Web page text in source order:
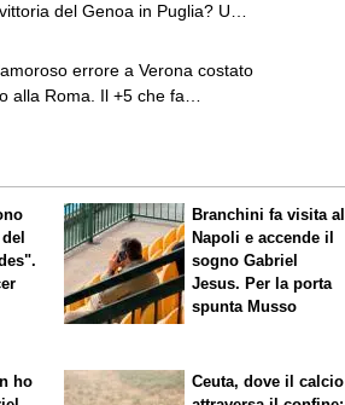
del Genoa in Puglia? Un
errore a Verona costato
alla Roma. Il +5 che fa
Branchini fa visita al
Napoli e accende il
sogno Gabriel
Jesus. Per la porta
spunta Musso
ho
Ceuta, dove il calcio